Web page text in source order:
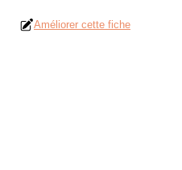
Améliorer cette fiche